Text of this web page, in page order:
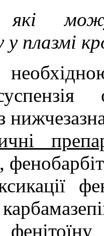
які
плазмі